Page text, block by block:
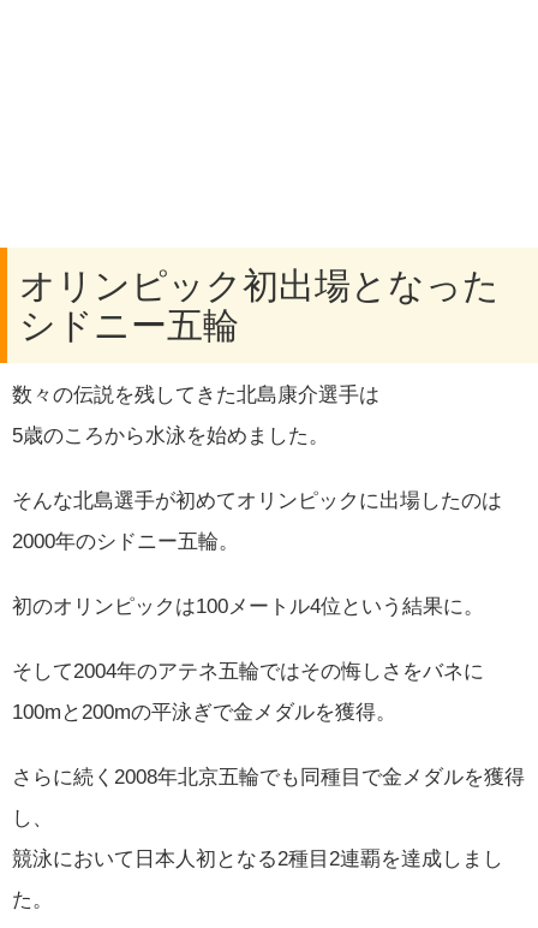
オリンピック初出場となった
シドニー五輪
数々の伝説を残してきた北島康介選手は
5歳のころから水泳を始めました。
そんな北島選手が初めてオリンピックに出場したのは
2000年のシドニー五輪。
初のオリンピックは100メートル4位という結果に。
そして2004年のアテネ五輪ではその悔しさをバネに
100mと200mの平泳ぎで金メダルを獲得。
さらに続く2008年北京五輪でも同種目で金メダルを獲得
し、
競泳において日本人初となる2種目2連覇を達成しまし
た。